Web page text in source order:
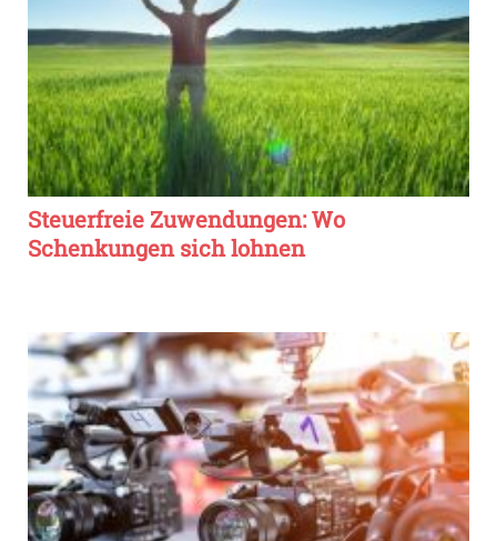
Steuerfreie Zuwendungen: Wo
Schenkungen sich lohnen